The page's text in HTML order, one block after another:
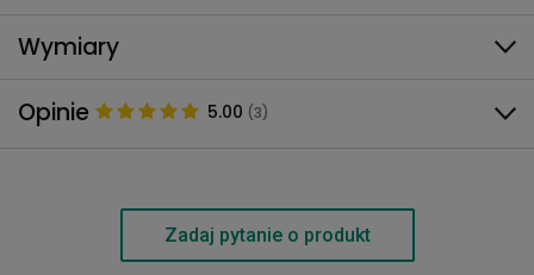
Wymiary
Opinie 5.00 (3)
Zadaj pytanie o produkt